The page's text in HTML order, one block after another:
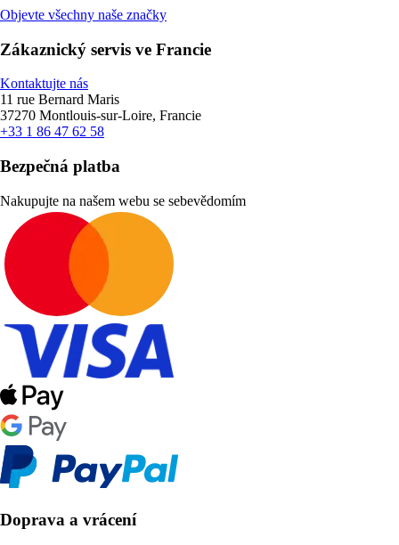
Objevte všechny naše značky
Zákaznický servis ve Francie
Kontaktujte nás
11 rue Bernard Maris
37270 Montlouis-sur-Loire, Francie
+33 1 86 47 62 58
Bezpečná platba
Nakupujte na našem webu se sebevědomím
Doprava a vrácení